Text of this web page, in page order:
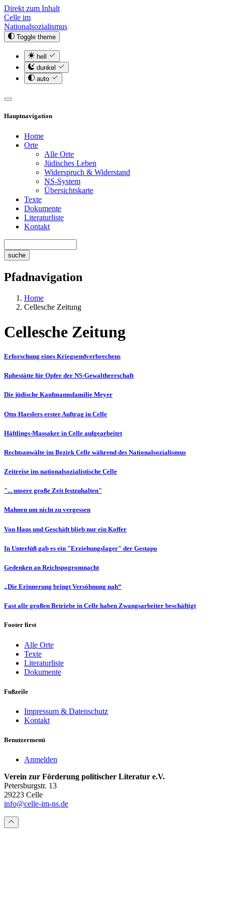
Direkt zum Inhalt
Celle im
Nationalsozialismus
Toggle theme
hell
dunkel
auto
Hauptnavigation
Home
Orte
Alle Orte
Jüdisches Leben
Widerspruch & Widerstand
NS-System
Übersichtskarte
Texte
Dokumente
Literaturliste
Kontakt
Pfadnavigation
Home
Cellesche Zeitung
Cellesche Zeitung
Erforschung eines Kriegsendverbrechens
Ruhestätte für Opfer der NS-Gewaltherrschaft
Die jüdische Kaufmannsfamilie Meyer
Otto Haeslers erster Auftrag in Celle
Häftlings-Massaker in Celle aufgearbeitet
Rechtsanwälte im Bezirk Celle während des Nationalsozialismus
Zeitreise ins nationalsozialistische Celle
"... unsere große Zeit festzuhalten"
Mahnen um nicht zu vergessen
Von Haus und Geschäft blieb nur ein Koffer
In Unterlüß gab es ein "Erziehungslager" der Gestapo
Gedenken an Reichspogromnacht
„Die Erinnerung bringt Versöhnung nah“
Fast alle großen Betriebe in Celle haben Zwangsarbeiter beschäftigt
Footer first
Alle Orte
Texte
Literaturliste
Dokumente
Fußzeile
Impressum & Datenschutz
Kontakt
Benutzermenü
Anmelden
Verein zur Förderung politischer Literatur e.V.
Petersburgstr. 13
29223 Celle
info@celle-im-ns.de